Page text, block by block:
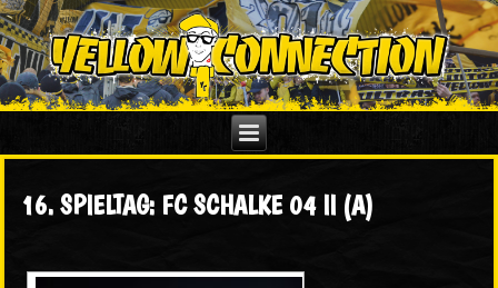
16. SPIELTAG: FC SCHALKE 04 II (A)